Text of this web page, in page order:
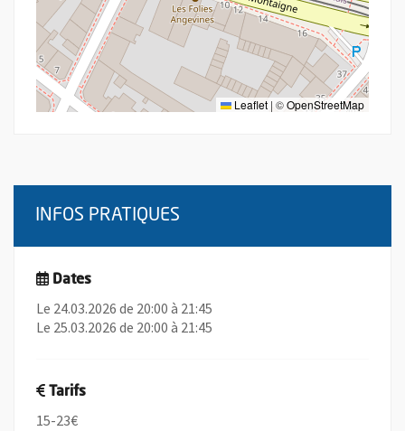
Leaflet | ©OpenStreetMap
INFOS PRATIQUES
Dates
Le 24.03.2026 de 20:00 à 21:45
Le 25.03.2026 de 20:00 à 21:45
Tarifs
15-23€